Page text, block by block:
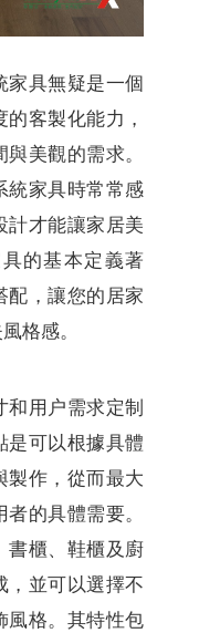
家具無疑是一個
客製化能力，
美觀的需求。
統家具時常常感
計才能讓家居美
的基本定義著
配，讓您的居家
格感。
和用户需求定制
是可以根據具體
製作，從而最大
的具體需要。
書櫃、鞋櫃及廚
，並可以選擇不
風格。其特性包